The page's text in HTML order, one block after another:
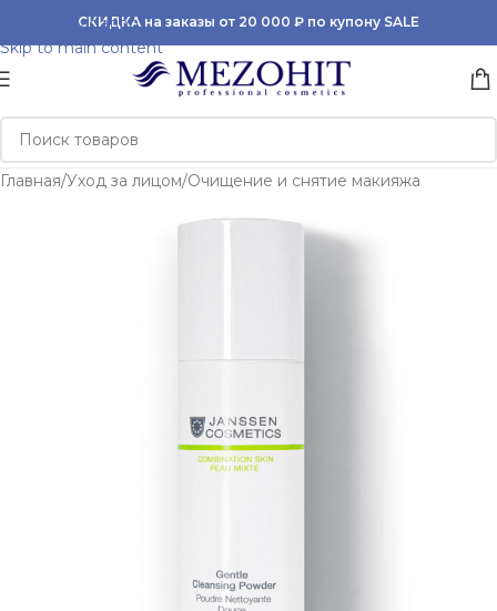
Skip to navigation
Skip to main content
СКИДКА на заказы от 20 000 ₽ по купону SALE
Главная/Уход за лицом/Очищение и снятие макияжа